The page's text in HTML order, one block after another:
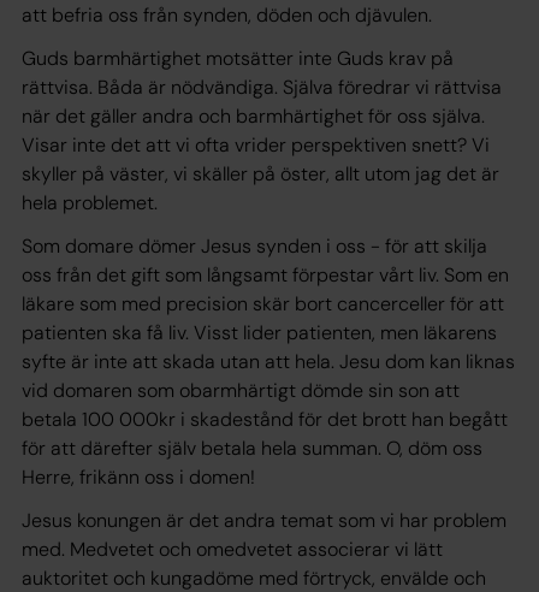
att befria oss från synden, döden och djävulen.
Guds barmhärtighet motsätter inte Guds krav på
rättvisa. Båda är nödvändiga. Själva föredrar vi rättvisa
när det gäller andra och barmhärtighet för oss själva.
Visar inte det att vi ofta vrider perspektiven snett? Vi
skyller på väster, vi skäller på öster, allt utom jag det är
hela problemet.
Som domare dömer Jesus synden i oss - för att skilja
oss från det gift som långsamt förpestar vårt liv. Som en
läkare som med precision skär bort cancerceller för att
patienten ska få liv. Visst lider patienten, men läkarens
syfte är inte att skada utan att hela. Jesu dom kan liknas
vid domaren som obarmhärtigt dömde sin son att
betala 100 000kr i skadestånd för det brott han begått
för att därefter själv betala hela summan. O, döm oss
Herre, frikänn oss i domen!
Jesus konungen är det andra temat som vi har problem
med. Medvetet och omedvetet associerar vi lätt
auktoritet och kungadöme med förtryck, envälde och